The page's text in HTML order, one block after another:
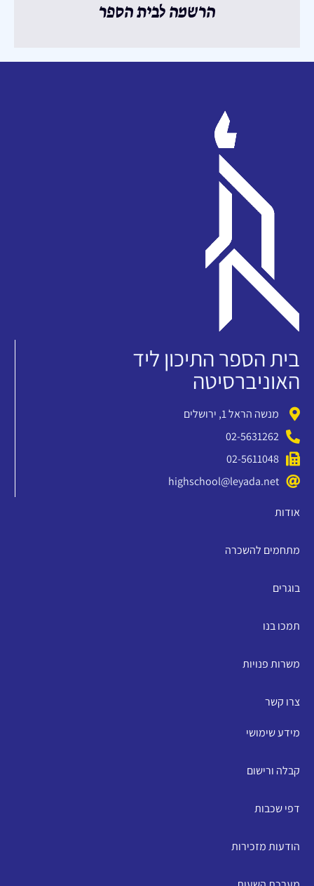
הרשמה לבית הספר
בית הספר התיכון ליד
האוניברסיטה
מנשה הראל 1, ירושלים
02-5631262
02-5611048
highschool@leyada.net
אודות
מתחמים להשכרה
בוגרים
תמכו בנו
משרות פנויות
צרו קשר
מידע שימושי
קבלה ורישום
דפי שכבות
הודעות מזכירות